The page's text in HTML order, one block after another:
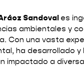
Sandoval es
ambientales y
Con una vasta
ha desarrollado
impactado a